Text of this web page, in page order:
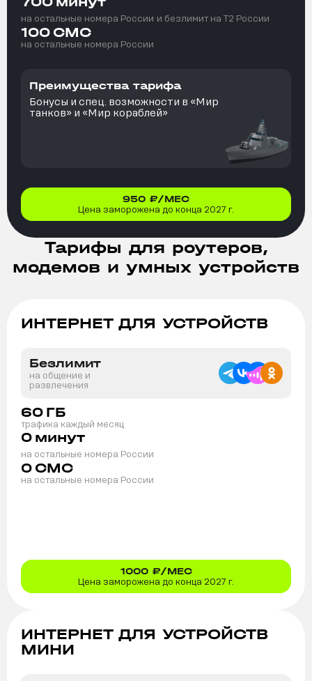
на остальные номера России и безлимит на T2 России
100 СМС
на остальные номера России
Преимущества тарифа
Бонусы и спец. возможности в «Мир
танков» и «Мир кораблей»
950 ₽/МЕС
Цена заморожена до конца 2027 г.
Тарифы для роутеров,
модемов и умных устройств
ИНТЕРНЕТ ДЛЯ УСТРОЙСТВ
Безлимит
на общение и
развлечения
60 ГБ
трафика каждый месяц
0 минут
на остальные номера России
0 СМС
на остальные номера России
1000 ₽/МЕС
Цена заморожена до конца 2027 г.
ИНТЕРНЕТ ДЛЯ УСТРОЙСТВ
МИНИ